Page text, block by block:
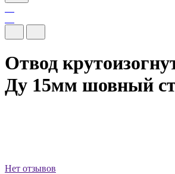
Отвод
Ду 15мм шовный
Нет отзывов